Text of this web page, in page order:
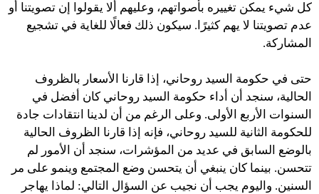
كل شيء يمكن تغييره بأصواتهم، وعليهم ألا يقولوا إن تصويتنا أو
عدم تصويتنا لا يهم كثيرًا. سيكون ذلك فعالًا للغاية في تشجيع
المشاركة.
حتى في حكومة السيد روحاني، إذا قارنا الأسعار بالظروف
الحالية، سنجد أن أداء حكومة السيد روحاني كان أفضل في
السنوات الأربع الأولى. وعلى الرغم من أن لدينا انتقادات جادة
للحكومة الثانية للسيد روحاني، فإنه إذا قارنا الظروف الحالية
بالوضع السابق في عديد من المؤشرات، سنجد أن الأمور لم
تتحسن. بينما كان ينبغي أن يتحسن وضع المجتمع وينمو على مر
السنين. واليوم يجب أن نجيب عن السؤال التالي: لماذا يهاجر